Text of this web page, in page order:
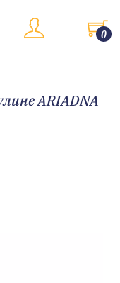
0
АRIADNA